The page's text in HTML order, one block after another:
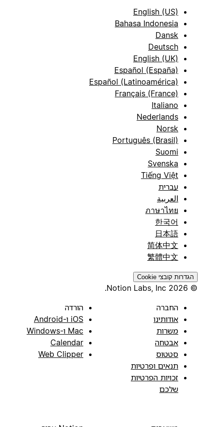
English (US)
Bahasa Indonesia
Dansk
Deutsch
English (UK)
Español (España)
Español (Latinoamérica)
Français (France)
Italiano
Nederlands
Norsk
Português (Brasil)
Suomi
Svenska
Tiếng Việt
עברית
العربية
ภาษาไทย
한국어
日本語
简体中文
繁體中文
הגדרות קובצי Cookie
© 2026 Notion Labs, Inc.
החברה
אודותינו
משרות
אבטחה
סטטוס
תנאים ופרטיות
זכויות הפרטיות
שלכם
הורדה
iOS ו-Android
Mac ו-Windows
Calendar
Web Clipper